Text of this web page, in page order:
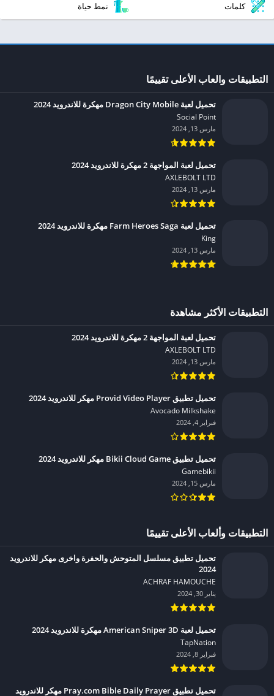
كلمات نمط حياة
التطبيقات والعاب الأعلى تقييمًا
تحميل لعبة Dragon City Mobile مهكرة للاندرويد 2024
Social Point‏
مارس 13, 2024
تحميل لعبة المواجهة 2 مهكرة للاندرويد 2024
AXLEBOLT LTD‏
مارس 13, 2024
تحميل لعبة Farm Heroes Saga مهكرة للاندرويد 2024
King‏
مارس 13, 2024
التطبيقات الأكثر مشاهدة
تحميل لعبة المواجهة 2 مهكرة للاندرويد 2024
AXLEBOLT LTD‏
مارس 13, 2024
تحميل تطبيق Provid Video Player مهكر للاندرويد 2024
Avocado Milkshake‏
فبراير 4, 2024
تحميل تطبيق Bikii Cloud Game مهكر للاندرويد 2024
Gamebikii‏
مارس 15, 2024
التطبيقات وألعاب الأعلى تقييمًا
تحميل تطبيق مسلسل المتوحش والحفرة واخرى مهكر للاندرويد
2024
ACHRAF HAMOUCHE‏
يناير 30, 2024
تحميل لعبة American Sniper 3D مهكرة للاندرويد 2024
TapNation‏
فبراير 8, 2024
تحميل تطبيق Pray.com Bible Daily Prayer مهكر للاندرويد